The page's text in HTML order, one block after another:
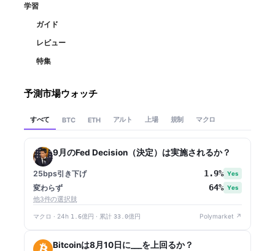
学習
ガイド
レビュー
特集
予測市場ウォッチ
すべて BTC ETH アルト 上場 規制 マクロ
9月のFed Decision（決定）は実施されるか？
25bps引き下げ 1.9% Yes
変わらず 64% Yes
他3件の選択肢
マクロ · 24h 1.6億円 · 累計 33.0億円 Polymarket ↗
Bitcoinは8月10日に___を上回るか？